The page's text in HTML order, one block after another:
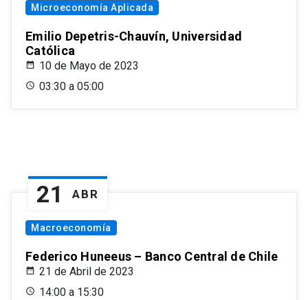
Microeconomía Aplicada
Emilio Depetris-Chauvín, Universidad
Católica
10 de Mayo de 2023
03:30 a 05:00
21 ABR
Macroeconomía
Federico Huneeus – Banco Central de Chile
21 de Abril de 2023
14:00 a 15:30